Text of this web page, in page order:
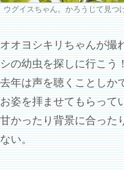
ウグイスちゃん。かろうじて見つ
オオヨシキリちゃんが撮
シの幼虫を探しに行こう
去年は声を聴くことしか
お姿を拝ませてもらって
甘かったり背景に合った
ない。